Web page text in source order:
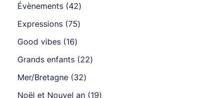
Évènements 4242
produits
Expressions 7575
Good vibes 1616
produits
Grands enfants 2222
Mer/Bretagne 3232
produits
Noël et Nouvel an 1919